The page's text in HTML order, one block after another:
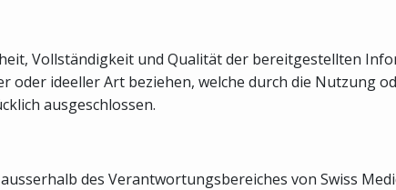
Vollständigkeit und Qualität der bereitgestellten
oder ideeller Art beziehen, welche durch die Nutzung
ausgeschlossen.
des Verantwortungsbereiches von Swiss